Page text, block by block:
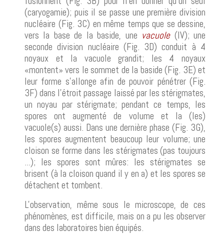
(caryogamie); puis il se passe une première division
nucléaire (Fig. 3C) en même temps que se dessine,
vers la base de la baside, une vacuole (IV); une
seconde division nucléaire (Fig. 3D) conduit à 4
noyaux et la vacuole grandit; les 4 noyaux
«montent» vers le sommet de la baside (Fig. 3E) et
leur forme s'allonge afin de pouvoir pénétrer (Fig.
3F) dans l'étroit passage laissé par les stérigmates,
un noyau par stérigmate; pendant ce temps, les
spores ont augmenté de volume et la (les)
vacuole(s) aussi. Dans une dernière phase (Fig. 3G),
les spores augmentent beaucoup leur volume; une
cloison se forme dans les stérigmates (pas toujours
...); les spores sont mûres: les stérigmates se
brisent (à la cloison quand il y en a) et les spores se
détachent et tombent.
L'observation, même sous le microscope, de ces
phénomènes, est difficile, mais on a pu les observer
dans des laboratoires bien équipés.